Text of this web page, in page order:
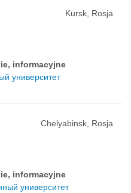
Kursk, Rosja
informacyjne
университет
Chelyabinsk, Rosja
informacyjne
университет